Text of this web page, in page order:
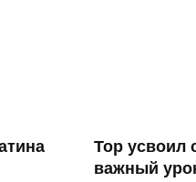
Тор усвоил
важный